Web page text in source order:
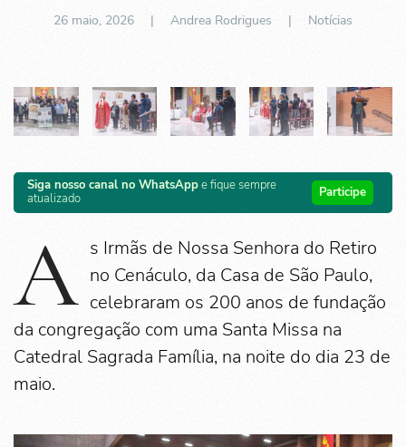
26 maio, 2026 | Andrea Rodrigues | Notícias
Siga nosso canal no WhatsAppe fique sempre
atualizado
Participe
A s Irmãs de Nossa Senhora do Retiro
no Cenáculo, da Casa de São Paulo,
celebraram os 200 anos de fundação
da congregação com uma Santa Missa na
Catedral Sagrada Família, na noite do dia 23 de
maio.